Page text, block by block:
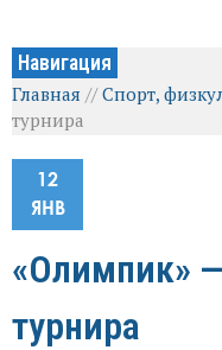
Навигация
Главная //Спорт,
турнира
12
ЯНВ
«Олимпик»
турнира